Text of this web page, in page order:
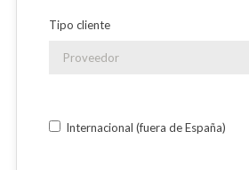
Tipo cliente
Internacional (fuera de España)